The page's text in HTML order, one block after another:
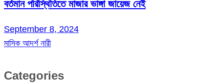
বর্তমান পরিস্থিতিতে মাজার ভাঙ্গা জায়েজ নেই
September 8, 2024
মাসিক আদর্শ নারী
Categories